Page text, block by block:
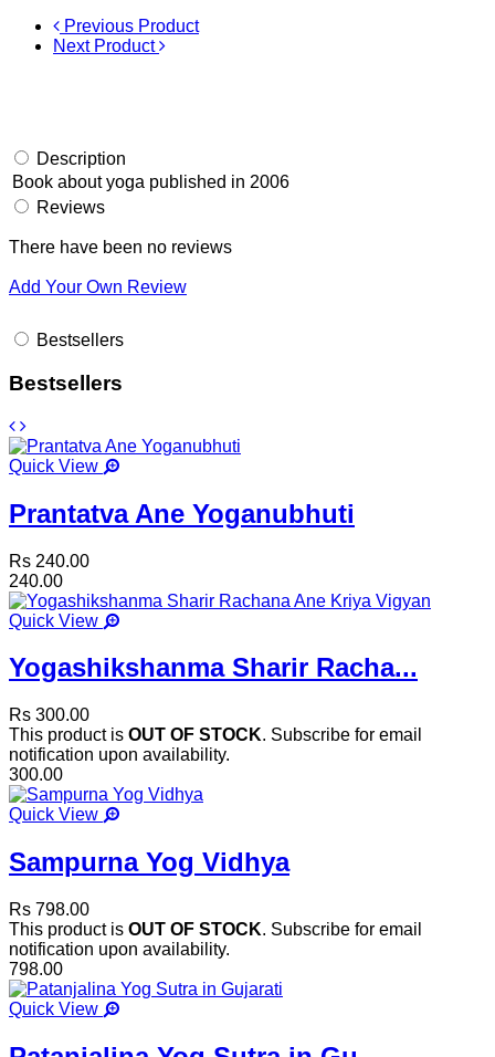
Previous Product
Next Product
Description
Book about yoga published in 2006
Reviews
There have been no reviews
Add Your Own Review
Bestsellers
Bestsellers
Quick View
Prantatva Ane Yoganubhuti
Rs 240.00
240.00
Quick View
Yogashikshanma Sharir Racha...
Rs 300.00
This product is OUT OF STOCK. Subscribe for email
notification upon availability.
300.00
Quick View
Sampurna Yog Vidhya
Rs 798.00
This product is OUT OF STOCK. Subscribe for email
notification upon availability.
798.00
Quick View